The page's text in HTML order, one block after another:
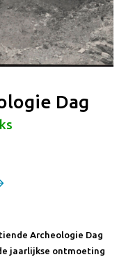
Dag
Archeologie Dag
jaarlijkse ontmoeting